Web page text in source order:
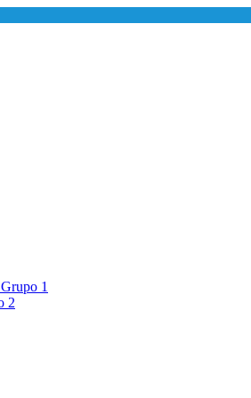
1
2